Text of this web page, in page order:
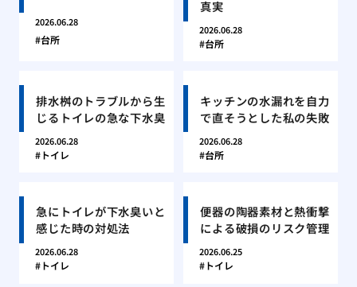
2026.06.28
台所
真実
2026.06.28
台所
排水桝のトラブルから生
じるトイレの急な下水臭
2026.06.28
トイレ
キッチンの水漏れを自力
で直そうとした私の失敗
2026.06.28
台所
急にトイレが下水臭いと
感じた時の対処法
2026.06.28
トイレ
便器の陶器素材と熱衝撃
による破損のリスク管理
2026.06.25
トイレ